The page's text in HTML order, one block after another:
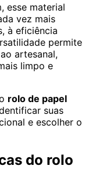
esse material
vez mais
à eficiência
permite
artesanal,
limpo e
rolo de papel
suas
e escolher o
do rolo